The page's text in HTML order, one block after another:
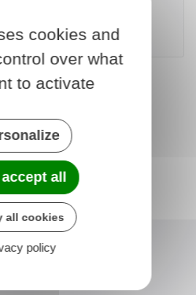
des finances
cookies and
over what
to activate
all
all cookies
policy